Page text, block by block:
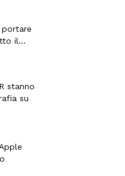
il...
stanno
su